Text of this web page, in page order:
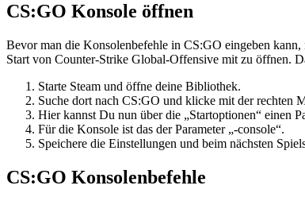
CS:GO Konsole öffnen
Bevor man die Konsolenbefehle in CS:GO eingeben
Start von Counter-Strike Global-Offensive mit zu öffnen.
Starte Steam und öffne deine Bibliothek.
Suche dort nach CS:GO und klicke mit der rechten
Hier kannst Du nun über die „Startoptionen“ einen
Für die Konsole ist das der Parameter „-console“.
Speichere die Einstellungen und beim nächsten
CS:GO Konsolenbefehle